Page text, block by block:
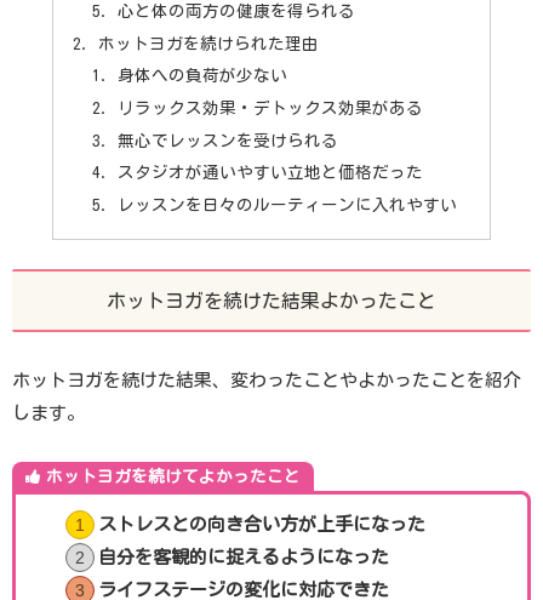
心と体の両方の健康を得られる
ホットヨガを続けられた理由
身体への負荷が少ない
リラックス効果・デトックス効果がある
無心でレッスンを受けられる
スタジオが通いやすい立地と価格だった
レッスンを日々のルーティーンに入れやすい
ホットヨガを続けた結果よかったこと
ホットヨガを続けた結果、変わったことやよかったことを紹介
します。
ホットヨガを続けてよかったこと
ストレスとの向き合い方が上手になった
自分を客観的に捉えるようになった
ライフステージの変化に対応できた